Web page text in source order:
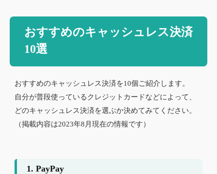
おすすめのキャッシュレス決済
10選
おすすめのキャッシュレス決済を10個ご紹介します。
自分が普段使っているクレジットカードなどによって、
どのキャッシュレス決済を選ぶか決めてみてください。
（掲載内容は2023年8月現在の情報です）
1. PayPay